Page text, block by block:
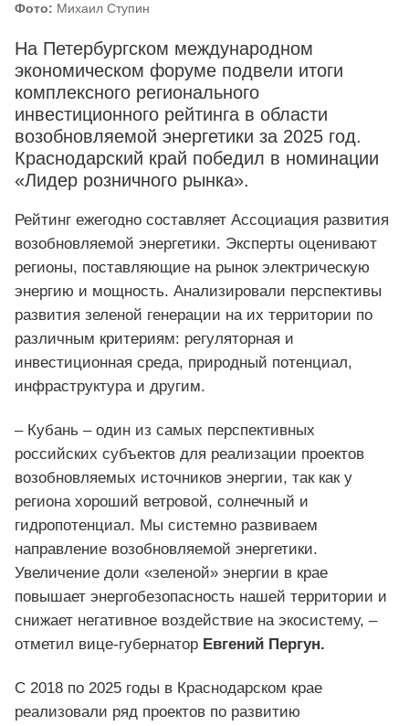
Фото: Михаил Ступин
На Петербургском международном
экономическом форуме подвели итоги
комплексного регионального
инвестиционного рейтинга в области
возобновляемой энергетики за 2025 год.
Краснодарский край победил в номинации
«Лидер розничного рынка».
Рейтинг ежегодно составляет Ассоциация развития
возобновляемой энергетики. Эксперты оценивают
регионы, поставляющие на рынок электрическую
энергию и мощность. Анализировали перспективы
развития зеленой генерации на их территории по
различным критериям: регуляторная и
инвестиционная среда, природный потенциал,
инфраструктура и другим.
– Кубань – один из самых перспективных
российских субъектов для реализации проектов
возобновляемых источников энергии, так как у
региона хороший ветровой, солнечный и
гидропотенциал. Мы системно развиваем
направление возобновляемой энергетики.
Увеличение доли «зеленой» энергии в крае
повышает энергобезопасность нашей территории и
снижает негативное воздействие на экосистему, –
отметил вице-губернатор Евгений Пергун.
С 2018 по 2025 годы в Краснодарском крае
реализовали ряд проектов по развитию